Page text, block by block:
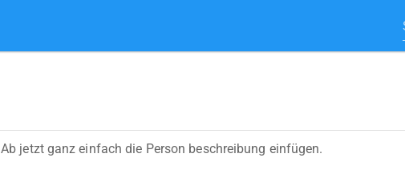
Ab jetzt ganz einfach die Person beschreibung einfügen.